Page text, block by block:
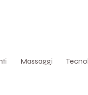
Massaggi